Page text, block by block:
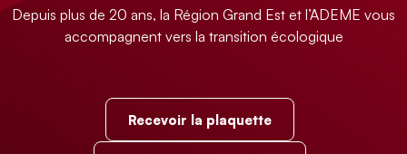
Depuis plus de 20 ans, la Région Grand Est et l’ADEME vous
accompagnent vers la transition écologique
Recevoir la plaquette